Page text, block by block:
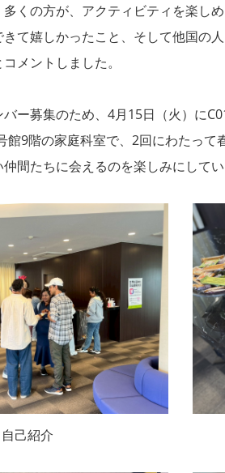
多くの方が、アクティビティを楽し
て嬉しかったこと、そして他国の
メントしました。
ー募集のため、4月15日（火）に
館9階の家庭科室で、2回にわたって
間たちに会えるのを楽しみにしてい
自己紹介